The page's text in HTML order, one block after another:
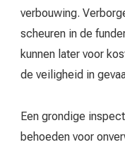
verbouwing.
scheuren in de
kunnen later voor
de veiligheid in
Een grondige
behoeden voor